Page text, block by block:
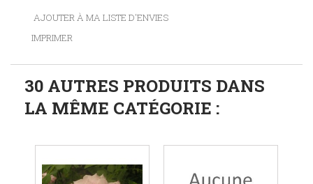
AJOUTER À MA LISTE D'ENVIES
IMPRIMER
30 AUTRES PRODUITS DANS
LA MÊME CATÉGORIE :